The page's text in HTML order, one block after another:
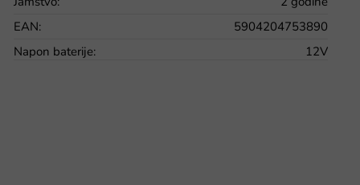
EAN:
5904204753890
Napon baterije: 12V